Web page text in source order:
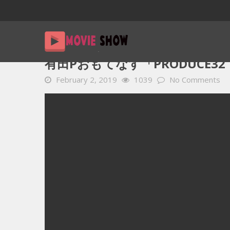
Home
有田Pおもてなす「
February 2, 2019 1039 No Comments